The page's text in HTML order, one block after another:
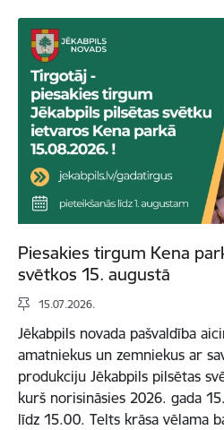
Piesakies tirgum Kena
svētkos 15. augustā
15.07.2026.
Jēkabpils novada pašvaldība
amatniekus un zemniekus ar
produkciju Jēkabpils pilsētas
kurš norisināsies 2026. gada
līdz 15.00. Telts krāsa vēlama